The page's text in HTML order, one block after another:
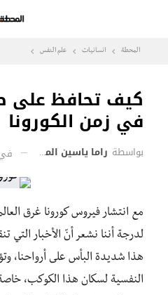
المحطة انسانيات علم النفس
كيف تحافظ على
في زمن الكورونا
بواسطة راما ياسين المقوسي
مع انتشار فيروس كورونا غرق
لدرجة أننا نشعر أنّ الأخبار التي
هذا شديدة البأس على أرواحنا،
النفسية لسكان هذا الكوكب،